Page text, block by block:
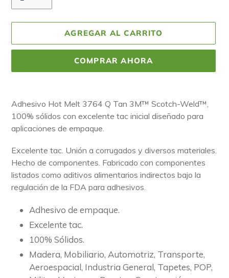
AGREGAR AL CARRITO
COMPRAR AHORA
el
producto
carrito
de
compra
Adhesivo Hot Melt 3764 Q Tan 3M™ Scotch-Weld™,
100% sólidos con excelente tac inicial diseñado para
aplicaciones de empaque.
Excelente tac. Unión a corrugados y diversos materiales.
Hecho de componentes. Fabricado con componentes
listados como aditivos alimentarios indirectos bajo la
regulación de la FDA para adhesivos.
Adhesivo de empaque.
Excelente tac.
100% Sólidos.
Madera, Mobiliario, Automotriz, Transporte,
Aeroespacial, Industria General, Tapetes, POP,